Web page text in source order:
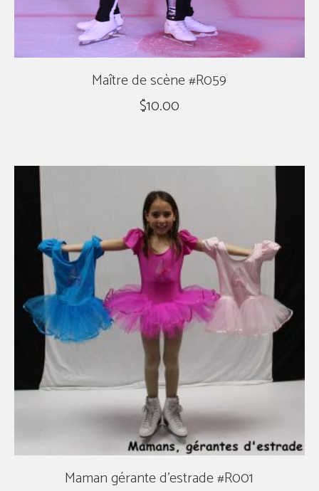
Maître de scène #R059
$10.00
Maman gérante d’estrade #R001